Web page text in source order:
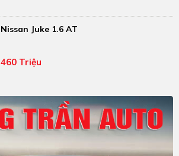
Nissan Juke 1.6 AT
460 Triệu